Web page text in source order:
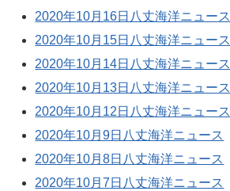
2020年10月16日八丈海洋ニュース
2020年10月15日八丈海洋ニュース
2020年10月14日八丈海洋ニュース
2020年10月13日八丈海洋ニュース
2020年10月12日八丈海洋ニュース
2020年10月9日八丈海洋ニュース
2020年10月8日八丈海洋ニュース
2020年10月7日八丈海洋ニュース